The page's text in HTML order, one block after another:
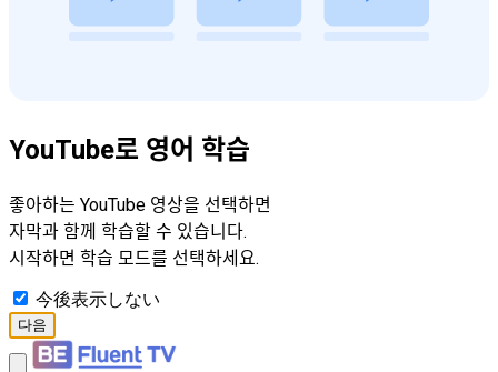
YouTube로 영어 학습
좋아하는 YouTube 영상을 선택하면
자막과 함께 학습할 수 있습니다.
시작하면 학습 모드를 선택하세요.
今後表示しない
다음